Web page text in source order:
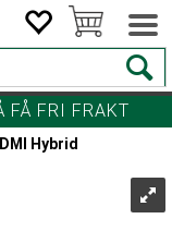
FÅ FRI FRAKT
Hybrid